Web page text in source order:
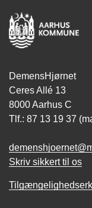
DemensHjørnet
Ceres Allé 13
8000 Aarhus C
Tlf.: 87 13 19 37
Skriv sikkert til os